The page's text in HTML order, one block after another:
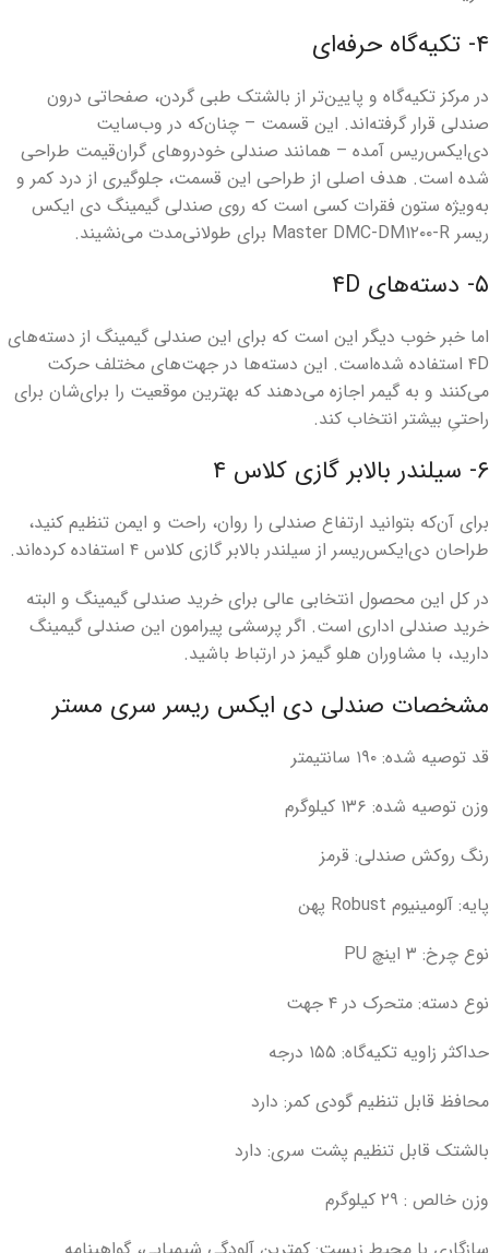
۴- تکیه‌گاه حرفه‌ای
در مرکز تکیه‌گاه و پایین‌تر از بالشتک طبی گردن، صفحاتی درون
صندلی قرار گرفته‌اند. این قسمت – چنان‌که در وب‌سایت
دی‌ایکس‌ریس آمده – همانند صندلی خودروهای گران‌قیمت طراحی
شده است. هدف اصلی از طراحی این قسمت، جلوگیری از درد کمر و
به‌ویژه ستون فقرات کسی است که روی صندلی گیمینگ دی ایکس
ریسر Master DMC-DM۱۲۰۰-R برای طولانی‌مدت می‌نشیند.
۵- دسته‌های ۴D
اما خبر خوب دیگر این است که برای این صندلی گیمینگ از دسته‌های
۴D استفاده شده‌است. این دسته‌ها در جهت‌های مختلف حرکت
می‌کنند و به گیمر اجازه می‌دهند که بهترین موقعیت را برای‌شان برای
راحتیِ بیشتر انتخاب کند.
۶- سیلندر بالابر گازی کلاس ۴
برای آن‌که بتوانید ارتفاع صندلی را روان، راحت و ایمن تنظیم کنید،
طراحان دی‌ایکس‌ریسر از سیلندر بالابر گازی کلاس ۴ استفاده کرده‌اند.
در کل این محصول انتخابی عالی برای خرید صندلی گیمینگ و البته
خرید صندلی اداری است. اگر پرسشی پیرامون این صندلی گیمینگ
دارید، با مشاوران هلو گیمز در ارتباط باشید.
مشخصات صندلی دی ‌ایکس ریسر سری ‌مستر
قد توصیه شده: ۱۹۰ سانتیمتر
وزن توصیه شده: ۱۳۶ کیلوگرم
رنگ روکش صندلی: قرمز
پایه: آلومینیوم Robust پهن
نوع چرخ: ۳ اینچ PU
نوع دسته: متحرک در ۴ جهت
حداکثر زاویه تکیه‌گاه: ۱۵۵ درجه
محافظ قابل تنظیم گودی کمر: دارد
بالشتک قابل تنظیم پشت سری: دارد
وزن خالص : ۲۹ کیلوگرم